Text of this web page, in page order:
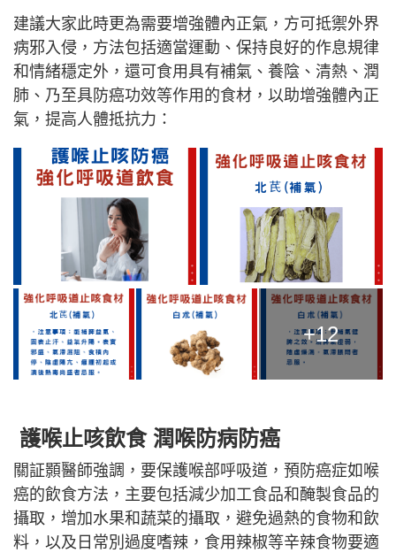
建議大家此時更為需要增強體內正氣，方可抵禦外界
病邪入侵，方法包括適當運動、保持良好的作息規律
和情緒穩定外，還可食用具有補氣、養陰、清熱、潤
肺、乃至具防癌功效等作用的食材，以助增強體內正
氣，提高人體抵抗力：
+12
護喉止咳飲食 潤喉防病防癌
關証顥醫師強調，要保護喉部呼吸道，預防癌症如喉
癌的飲食方法，主要包括減少加工食品和醃製食品的
攝取，增加水果和蔬菜的攝取，避免過熱的食物和飲
料，以及日常別過度嗜辣，食用辣椒等辛辣食物要適